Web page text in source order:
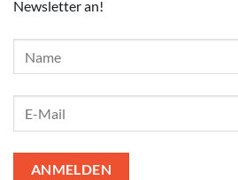
Newsletter an!